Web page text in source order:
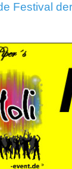
Festival